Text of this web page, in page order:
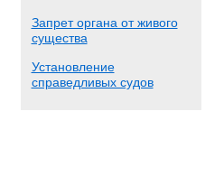
Запрет органа от живого
существа
Установление
справедливых судов